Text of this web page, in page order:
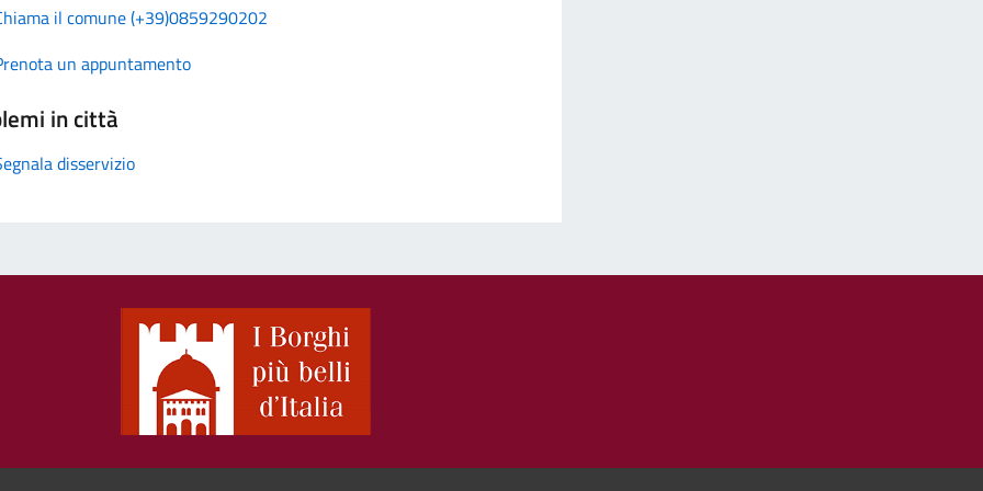
il comune (+39)0859290202
un appuntamento
in città
disservizio